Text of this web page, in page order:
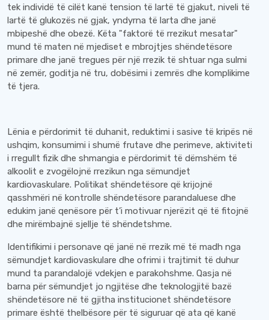
tek individë të cilët kanë tension të lartë të gjakut, niveli të
lartë të glukozës në gjak, yndyrna të larta dhe janë
mbipeshë dhe obezë. Këta "faktorë të rrezikut mesatar"
mund të maten në mjediset e mbrojtjes shëndetësore
primare dhe janë tregues për një rrezik të shtuar nga sulmi
në zemër, goditja në tru, dobësimi i zemrës dhe komplikime
të tjera.
Lënia e përdorimit të duhanit, reduktimi i sasive të kripës në
ushqim, konsumimi i shumë frutave dhe perimeve, aktiviteti
i rregullt fizik dhe shmangia e përdorimit të dëmshëm të
alkoolit e zvogëlojnë rrezikun nga sëmundjet
kardiovaskulare. Politikat shëndetësore që krijojnë
qasshmëri në kontrolle shëndetësore parandaluese dhe
edukim janë qenësore për t’i motivuar njerëzit që të fitojnë
dhe mirëmbajnë sjellje të shëndetshme.
Identifikimi i personave që janë në rrezik më të madh nga
sëmundjet kardiovaskulare dhe ofrimi i trajtimit të duhur
mund ta parandalojë vdekjen e parakohshme. Qasja në
barna për sëmundjet jo ngjitëse dhe teknologjitë bazë
shëndetësore në të gjitha institucionet shëndetësore
primare është thelbësore për të siguruar që ata që kanë